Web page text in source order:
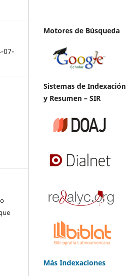
07-
Motores de Búsqueda
Sistemas de Indexación
y Resumen – SIR
Más Indexaciones